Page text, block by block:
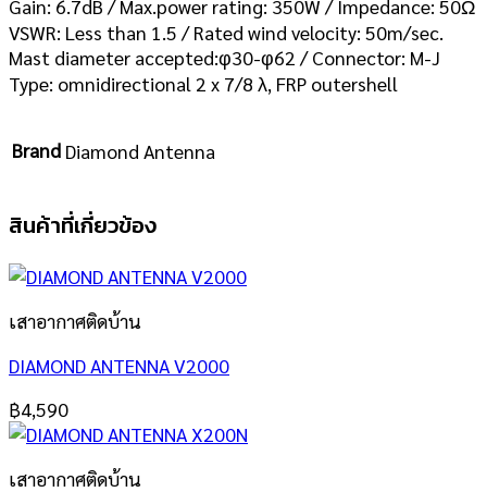
Gain: 6.7dB / Max.power rating: 350W / Impedance: 50Ω
VSWR: Less than 1.5 / Rated wind velocity: 50m/sec.
Mast diameter accepted:φ30-φ62 / Connector: M-J
Type: omnidirectional 2 x 7/8 λ, FRP outershell
Brand Diamond Antenna
สินค้าที่เกี่ยวข้อง
เสาอากาศติดบ้าน
DIAMOND ANTENNA V2000
฿4,590
เสาอากาศติดบ้าน